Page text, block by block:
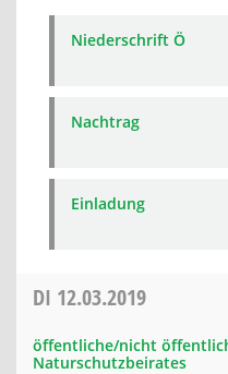
Niederschrift Ö
Nachtrag
Einladung
DI 12.03.2019
öffentliche/nicht
Naturschutzbeirates